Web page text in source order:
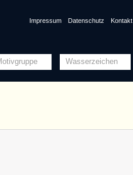
Impressum Datenschutz Kontakt
PO-20070 <Permalink>
mm, Breite 41 mm, Höhe 38 mm